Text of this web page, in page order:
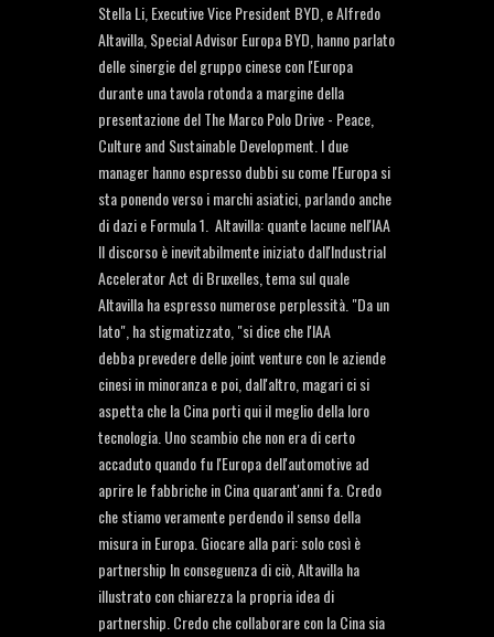
Stella Li, Executive Vice President BYD, e Alfredo
Altavilla, Special Advisor Europa BYD, hanno parlato
delle sinergie del gruppo cinese con l'Europa
durante una tavola rotonda a margine della
presentazione del The Marco Polo Drive - Peace,
Culture and Sustainable Development. I due
manager hanno espresso dubbi su come l'Europa si
sta ponendo verso i marchi asiatici, parlando anche
di dazi e Formula 1. Altavilla: quante lacune nell'IAA
Il discorso è inevitabilmente iniziato dall'Industrial
Accelerator Act di Bruxelles, tema sul quale
Altavilla ha espresso numerose perplessità. "Da un
lato", ha stigmatizzato, "si dice che l'IAA
debba prevedere delle joint venture con le aziende
cinesi in minoranza e poi, dall'altro, magari ci si
aspetta che la Cina porti qui il meglio della loro
tecnologia. Uno scambio che non era di certo
accaduto quando fu l'Europa dell'automotive ad
aprire le fabbriche in Cina quarant'anni fa. Credo
che stiamo veramente perdendo il senso della
misura in Europa. Giocare alla pari: solo così è
partnership In conseguenza di ciò, Altavilla ha
illustrato con chiarezza la propria idea di
partnership. Credo che collaborare con la Cina sia